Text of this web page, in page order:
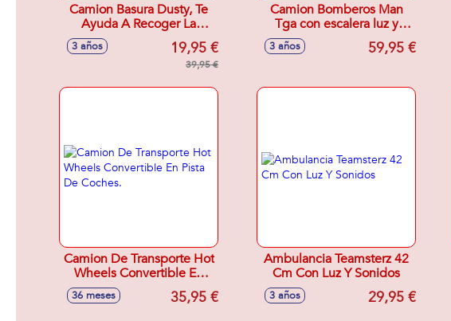
Camion Basura Dusty, Te
Ayuda A Recoger La
Habitacion Con Luz Y
Sonidos 38'10X33X14'60
3 años 19,95 €
39,95 €
Camion Bomberos Man
Tga con escalera luz y
sonido 47X17X24 Cm
3 años 59,95 €
Camion De Transporte Hot
Wheels Convertible En
Pista De Coches.
36 meses 35,95 €
Ambulancia Teamsterz 42
Cm Con Luz Y Sonidos
3 años 29,95 €